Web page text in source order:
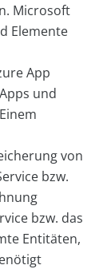
Microsoft
Elemente
App
und
von
bzw.
bzw. das
Entitäten,